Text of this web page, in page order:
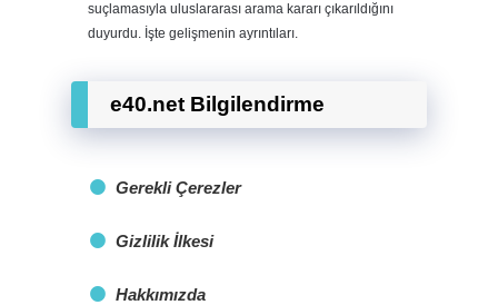
suçlamasıyla uluslararası arama kararı çıkarıldığını
duyurdu. İşte gelişmenin ayrıntıları.
e40.net Bilgilendirme
Gerekli Çerezler
Gizlilik İlkesi
Hakkımızda